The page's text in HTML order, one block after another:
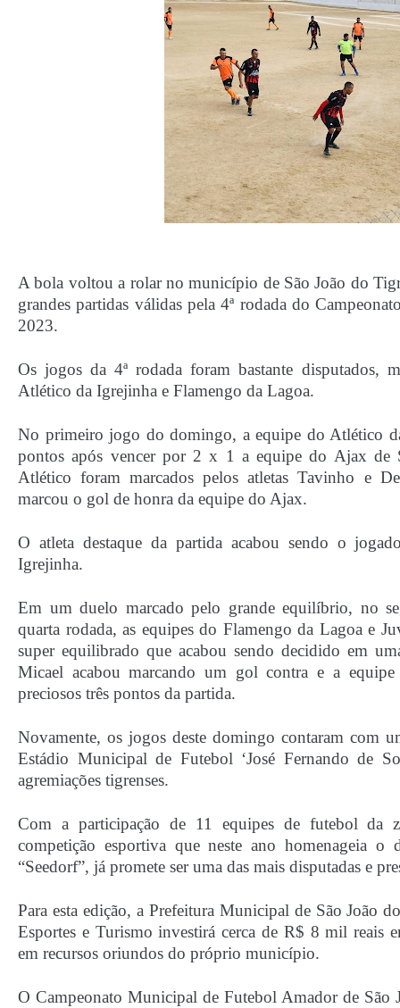
A bola voltou a rolar no município de São João do
grandes partidas válidas pela 4ª rodada do
2023.
Os jogos da 4ª rodada foram bastante disputados,
Atlético da Igrejinha e Flamengo da Lagoa.
No primeiro jogo do domingo, a equipe do Atlético
pontos após vencer por 2 x 1 a equipe do Ajax de
Atlético foram marcados pelos atletas Tavinho e
marcou o gol de honra da equipe do Ajax.
O atleta destaque da partida acabou sendo o
Igrejinha.
Em um duelo marcado pelo grande equilíbrio, no
quarta rodada, as equipes do Flamengo da Lagoa e
super equilibrado que acabou sendo decidido em
Micael acabou marcando um gol contra e a
preciosos três pontos da partida.
Novamente, os jogos deste domingo contaram com
Estádio Municipal de Futebol ‘José Fernando de
agremiações tigrenses.
Com a participação de 11 equipes de futebol da
competição esportiva que neste ano homenageia o
“Seedorf”, já promete ser uma das mais disputadas e
Para esta edição, a Prefeitura Municipal de São João
Esportes e Turismo investirá cerca de R$ 8 mil reais
em recursos oriundos do próprio município.
O Campeonato Municipal de Futebol Amador de São